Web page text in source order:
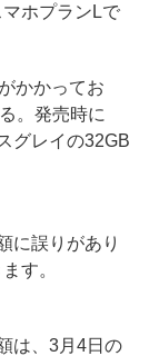
ホプランLで
かかってお
。発売時に
グレイの32GB
に誤りがあり
す。
は、3月4日の